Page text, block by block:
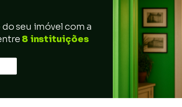
do seu imóvel com a
8 instituições